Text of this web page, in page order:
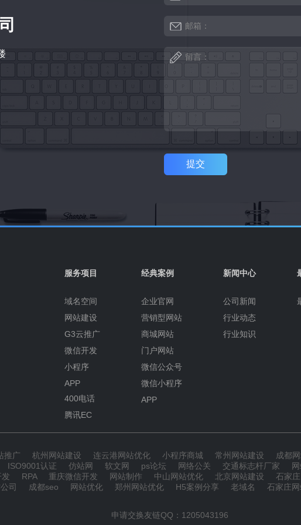
邮箱：
留言：
提交
服务项目
域名空间
网站建设
G3云推广
微信开发
小程序
APP
400电话
腾讯EC
经典案例
企业官网
营销型网站
商城网站
门户网站
微信公众号
微信小程序
APP
新闻中心
公司新闻
行业动态
行业知识
推广 杭州网站建设 连云港网站优化 小程序商城 常州网站建设
成都
ISO9001认证 仿站网 软文网 ps论坛 网络公关 交通标志杆厂家
RPA 重庆微信开发 网站制作 中山网站优化 北京网站建设
石家
司 成都seo 网站优化 郑州网站优化 H5案例分享 老域名 石家庄
申请交换友链QQ：1205043196